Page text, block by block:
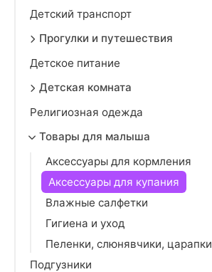
Детский транспорт
Прогулки и путешествия
Детское питание
Детская комната
Религиозная одежда
Товары для малыша
Аксессуары для кормления
Аксессуары для купания
Влажные салфетки
Гигиена и уход
Пеленки, слюнявчики, царапки
Подгузники